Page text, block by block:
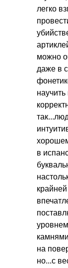
легко
можно
даже в
в
на
но...с